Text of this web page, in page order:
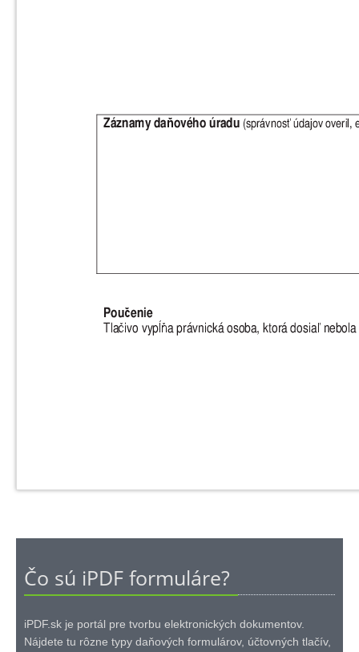
Čo sú iPDF formuláre?
iPDF.sk je portál pre tvorbu elektronických dokumentov.
Nájdete tu rôzne typy daňových formulárov, účtovných tlačív,